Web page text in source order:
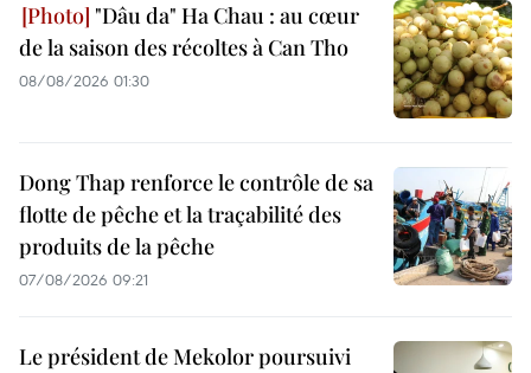
"Dâu da" Ha Chau : au cœur
de la saison des récoltes à Can Tho
08/08/2026 01:30
Dong Thap renforce le contrôle de sa
flotte de pêche et la traçabilité des
produits de la pêche
07/08/2026 09:21
Le président de Mekolor poursuivi